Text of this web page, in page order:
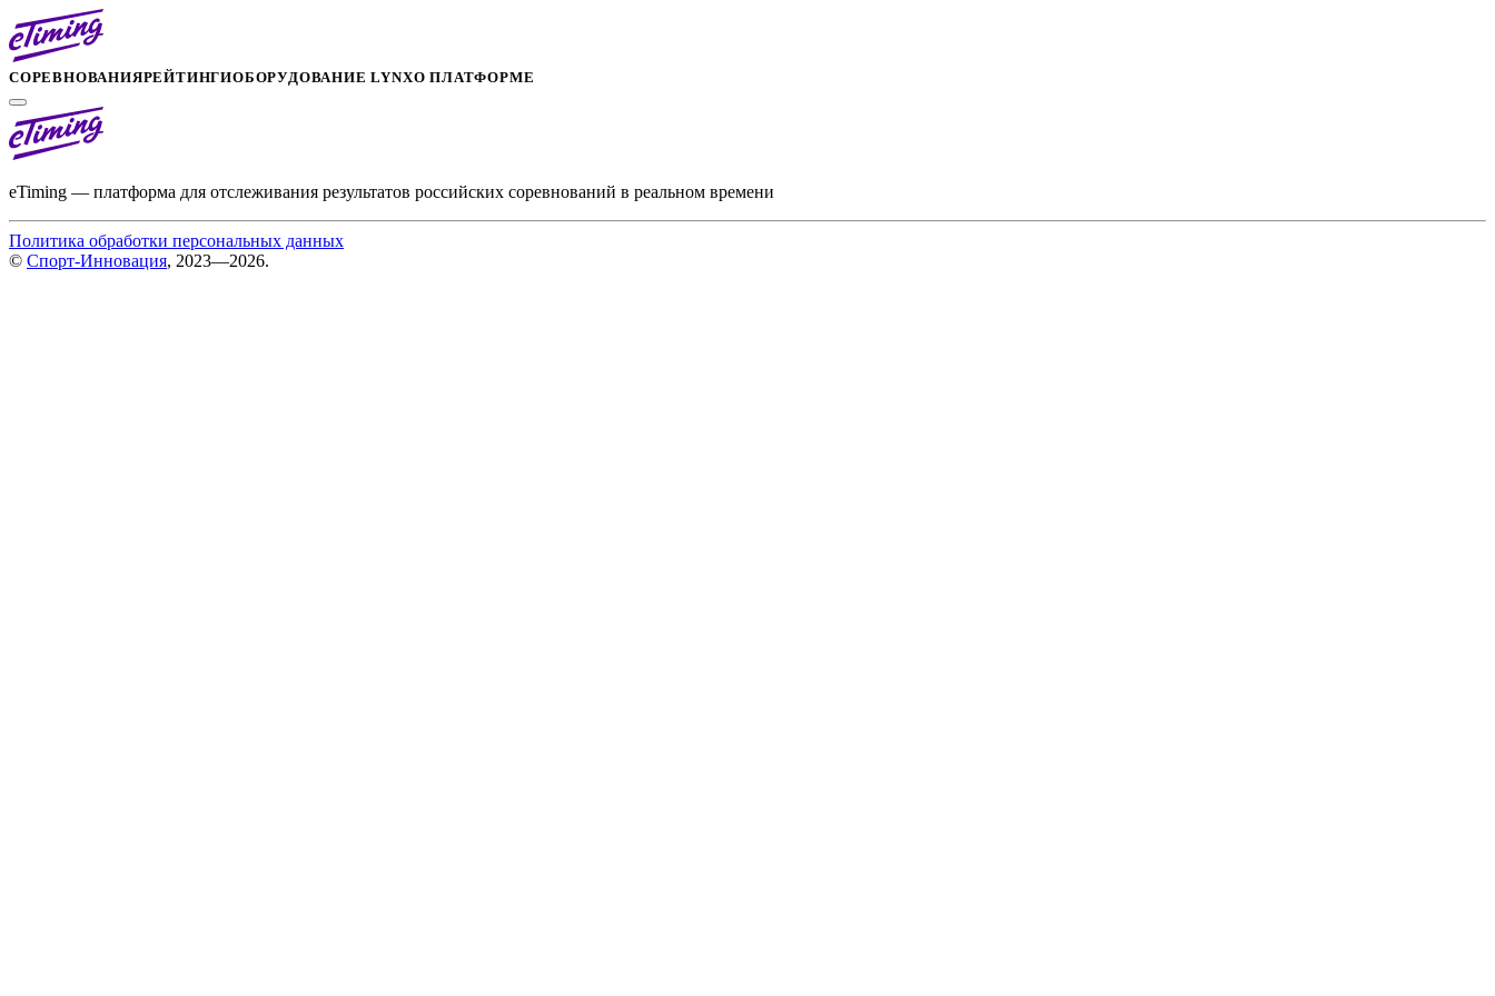
СОРЕВНОВАНИЯРЕЙТИНГИОБОРУДОВАНИЕ LYNXО ПЛАТФОРМЕ
eTiming — платформа для отслеживания результатов российских соревнований в реальном времени
Политика обработки персональных данных
© Спорт-Инновация, 2023—2026.